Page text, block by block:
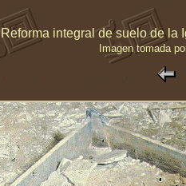
Reforma integral de suelo de la
Imagen tomada